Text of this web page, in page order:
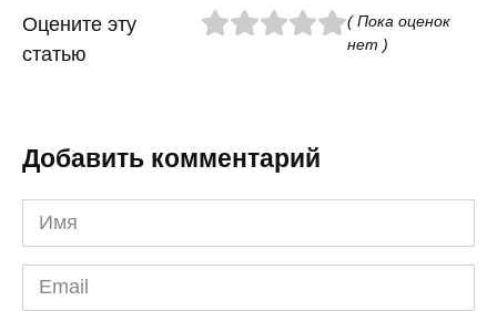
Оцените эту
статью
( Пока оценок
нет )
Добавить комментарий
Имя
*
Email